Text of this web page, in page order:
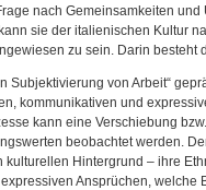
nach Gemeinsamkeiten
sie der italienischen Kultur
zu sein. Darin
Subjektivierung von Arbeit“
kommunikativen und
kann eine Verschiebung
beobachtet werden.
Hintergrund – ihre
Ansprüchen, welche